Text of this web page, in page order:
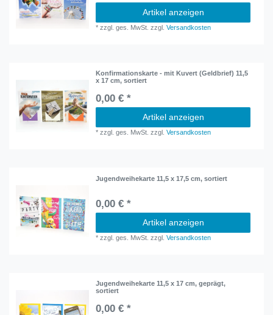
Artikel anzeigen
*zzgl. ges. MwSt. zzgl.Versandkosten
Konfirmationskarte - mit Kuvert (Geldbrief) 11,5
x 17 cm, sortiert
0,00 € *
Artikel anzeigen
*zzgl. ges. MwSt. zzgl.Versandkosten
Jugendweihekarte 11,5 x 17,5 cm, sortiert
0,00 € *
Artikel anzeigen
*zzgl. ges. MwSt. zzgl.Versandkosten
Jugendweihekarte 11,5 x 17 cm, geprägt,
sortiert
0,00 € *